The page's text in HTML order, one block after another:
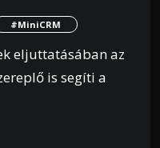
#MiniCRM
eljuttatásában az
is segíti a